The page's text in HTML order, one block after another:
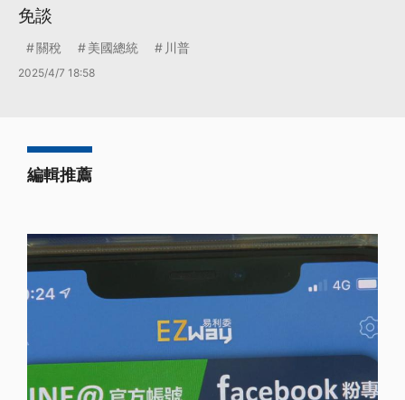
免談
關稅 美國總統 川普
2025/4/7 18:58
編輯推薦